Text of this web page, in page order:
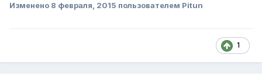
Изменено 8 февраля, 2015 пользователем Pitun
1